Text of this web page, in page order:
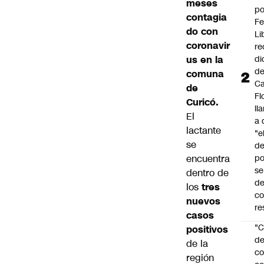
meses
contagia
do con
coronavir
us en la
comuna
de
Curicó.
El
lactante
se
encuentra
dentro de
los tres
nuevos
casos
positivos
de la
región
a
se